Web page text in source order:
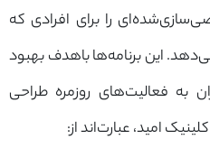
را برای افرادی که
این برنامه‌ها باهدف بهبود
به فعالیت‌های روزمره طراحی
امید، عبارت‌اند از: